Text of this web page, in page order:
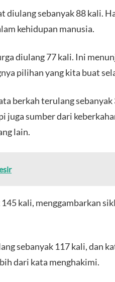
diulang sebanyak 88 kali.
kehidupan manusia.
diulang 77 kali. Ini
pilihan yang kita buat
berkah terulang
sumber dari
lain.
kali, menggambarkan
sebanyak 117 kali, dan
dari kata menghakimi.